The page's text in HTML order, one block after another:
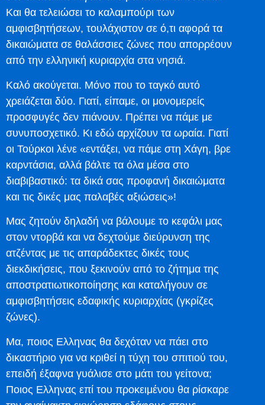
Και θα τελειώσει το καλαμπούρι των
αμφισβητήσεων, τουλάχιστον σε ό,τι αφορά τα
δικαιώματα σε θαλάσσιες ζώνες που απορρέουν
από την ελληνική κυριαρχία στα νησιά.
Καλό ακούγεται. Μόνο που το ταγκό αυτό
χρειάζεται δύο. Γιατί, είπαμε, οι μονομερείς
προσφυγές δεν πιάνουν. Πρέπει να πάμε με
συνυποσχετικό. Κι εδώ αρχίζουν τα ωραία. Γιατί
οι Τούρκοι λένε «εντάξει, να πάμε στη Χάγη, βρε
καρντάσια, αλλά βάλτε τα όλα μέσα στο
διαβιβαστικό: τα δικά σας προφανή δικαιώματα
και τις δικές μας παλαβές αξιώσεις»!
Μας ζητούν δηλαδή να βάλουμε το κεφάλι μας
στον ντορβά και να δεχτούμε διεύρυνση της
ατζέντας με τις απαράδεκτες δικές τους
διεκδικήσεις, που ξεκινούν από το ζήτημα της
αποστρατιωτικοποίησης και καταλήγουν σε
αμφισβητήσεις εδαφικής κυριαρχίας (γκρίζες
ζώνες).
Μα, ποιος Ελληνας θα δεχόταν να πάει στο
δικαστήριο για να κριθεί η τύχη του σπιτιού του,
επειδή έξαφνα γυάλισε στο μάτι του γείτονα;
Ποιος Ελληνας επί του προκειμένου θα ρίσκαρε